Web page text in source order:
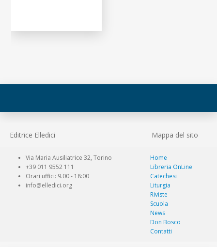
Editrice Elledici Mappa del sito
Via Maria Ausiliatrice 32, Torino
+39 011 9552 111
Orari uffici: 9.00 - 18:00
info@elledici.org
Home
Libreria OnLine
Catechesi
Liturgia
Riviste
Scuola
News
Don Bosco
Contatti